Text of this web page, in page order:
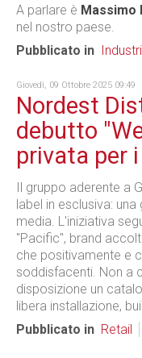
A parlare è Massimo
nel nostro paese.
Pubblicato in
Giovedì, 09 Ottobre 2025 09:49
Nordest
debutto
privata per
Il gruppo aderente a
label in esclusiva:
media. L'iniziativa
"Pacific", brand
che positivamente e
soddisfacenti. Non a
disposizione un
libera installazione,
Pubblicato in Retail